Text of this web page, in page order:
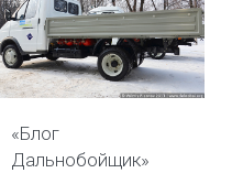
«Блог
Дальнобойщик»